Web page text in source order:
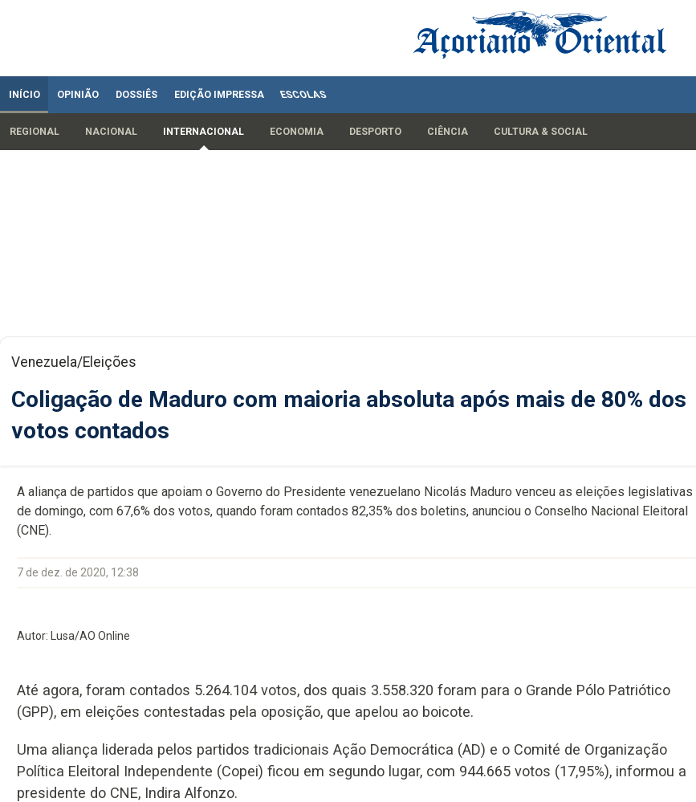
INÍCIO OPINIÃO DOSSIÊS EDIÇÃO IMPRESSA ESCOLAS
REGIONAL NACIONAL INTERNACIONAL ECONOMIA DESPORTO CIÊNCIA CULTURA & SOCIAL
Venezuela/Eleições
Coligação de Maduro com maioria absoluta após mais de 80% dos
votos contados
A aliança de partidos que apoiam o Governo do Presidente venezuelano Nicolás Maduro venceu as eleições legislativas
de domingo, com 67,6% dos votos, quando foram contados 82,35% dos boletins, anunciou o Conselho Nacional Eleitoral
(CNE).
7 de dez. de 2020, 12:38
Autor: Lusa/AO Online
Até agora, foram contados 5.264.104 votos, dos quais 3.558.320 foram para o Grande Pólo Patriótico
(GPP), em eleições contestadas pela oposição, que apelou ao boicote.
Uma aliança liderada pelos partidos tradicionais Ação Democrática (AD) e o Comité de Organização
Política Eleitoral Independente (Copei) ficou em segundo lugar, com 944.665 votos (17,95%), informou a
presidente do CNE, Indira Alfonzo.